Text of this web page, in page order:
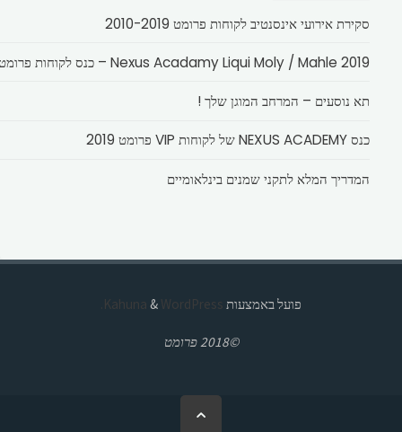
סקירת אירועי אינסנטיב לקוחות פרומט 2010-2019
Nexus Acadamy Liqui Moly / Mahle 2019 – כנס לקוחות פרומט
תא נוסעים – המרחב המוגן שלך !
כנס NEXUS ACADEMY של לקוחות VIP פרומט 2019
המדריך המלא לתקני שמנים בינלאומיים
פועל באמצעות & WordPress.
©2018 פרומט
בחזרה